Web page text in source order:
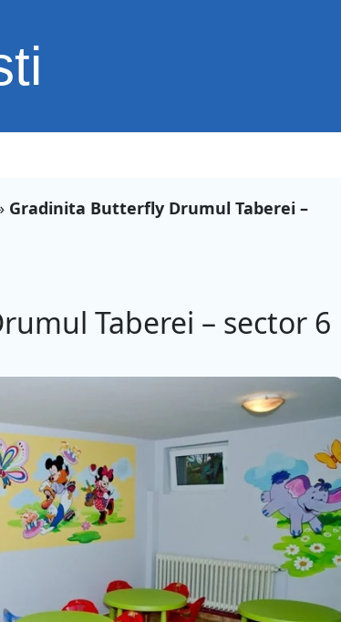
Gradinita Butterfly Drumul Taberei –
Taberei – sector 6